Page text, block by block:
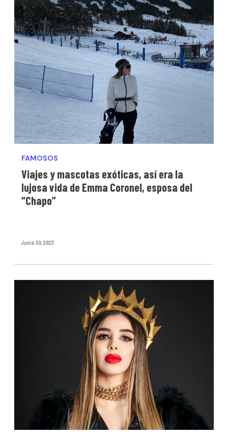
FAMOSOS
Viajes y mascotas exóticas, así era la
lujosa vida de Emma Coronel, esposa del
“Chapo”
Junio 30, 2023